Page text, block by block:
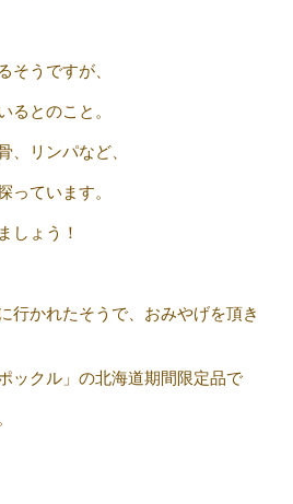
そうですが、
るとのこと。
、リンパなど、
っています。
しょう！
行かれたそうで、おみやげを頂き
ックル」の北海道期間限定品で